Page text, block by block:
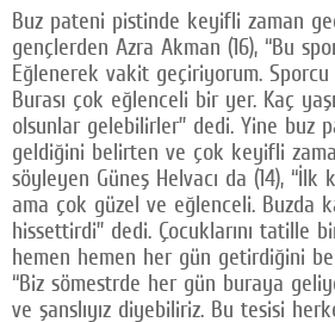
Buz pateni pistinde keyifli zaman
gençlerden Azra Akman (16), “Bu
Eğlenerek vakit geçiriyorum.
Burası çok eğlenceli bir yer. Kaç
olsunlar gelebilirler” dedi. Yine buz
geldiğini belirten ve çok keyifli
söyleyen Güneş Helvacı da (14), “İlk
ama çok güzel ve eğlenceli. Buzda
hissettirdi” dedi. Çocuklarını tatille
hemen hemen her gün getirdiğini
“Biz sömestrde her gün buraya
ve şanslıyız diyebiliriz. Bu tesisi